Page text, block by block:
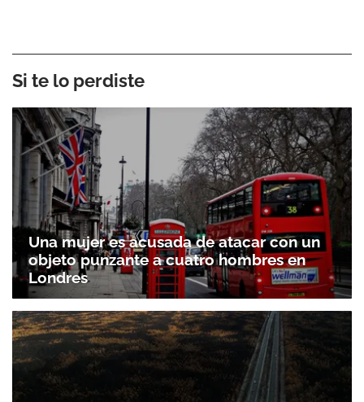
Si te lo perdiste
Una mujer es acusada de atacar con un
objeto punzante a cuatro hombres en
Londres